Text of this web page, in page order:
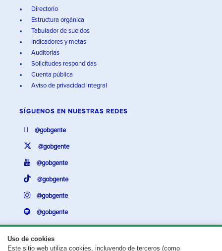
Uso de cookies
Este sitio web utiliza cookies, incluyendo de terceros (como
Directorio
Estructura orgánica
Tabulador de sueldos
Indicadores y metas
Auditorías
Solicitudes respondidas
Cuenta pública
Aviso de privacidad integral
SÍGUENOS EN NUESTRAS REDES
@gobgente
@gobgente
@gobgente
@gobgente
@gobgente
@gobgente
¿Existe algún problema con esta página?Repórtalo aquí.